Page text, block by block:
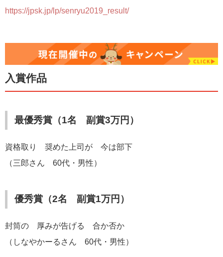
https://jpsk.jp/lp/senryu2019_result/
入賞作品
最優秀賞（1名 副賞3万円）
資格取り 奨めた上司が 今は部下
（三郎さん 60代・男性）
優秀賞（2名 副賞1万円）
封筒の 厚みが告げる 合か否か
（しなやかーるさん 60代・男性）